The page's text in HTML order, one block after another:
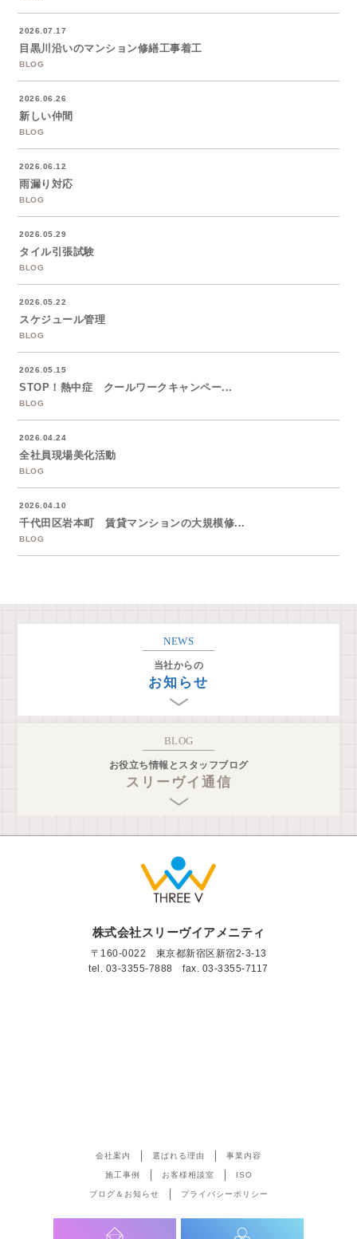
2026.07.17
目黒川沿いのマンション修繕工事着工
BLOG
2026.06.26
新しい仲間
BLOG
2026.06.12
雨漏り対応
BLOG
2026.05.29
タイル引張試験
BLOG
2026.05.22
スケジュール管理
BLOG
2026.05.15
STOP！熱中症 クールワークキャンペー...
BLOG
2026.04.24
全社員現場美化活動
BLOG
2026.04.10
千代田区岩本町 賃貸マンションの大規模修...
BLOG
NEWS
当社からの
お知らせ
BLOG
お役立ち情報とスタッフブログ
スリーヴイ通信
株式会社スリーヴイアメニティ
〒160-0022 東京都新宿区新宿2-3-13
tel. 03-3355-7888 fax. 03-3355-7117
会社案内 選ばれる理由 事業内容
施工事例 お客様相談室 ISO
ブログ＆お知らせ プライバシーポリシー